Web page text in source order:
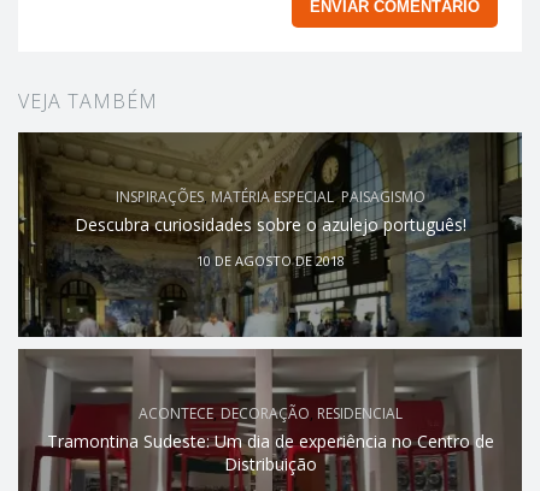
VEJA TAMBÉM
INSPIRAÇÕES, MATÉRIA ESPECIAL,PAISAGISMO
Descubra curiosidades sobre o azulejo português!
10 DE AGOSTO DE 2018
ACONTECE, DECORAÇÃO, RESIDENCIAL
Tramontina Sudeste: Um dia de experiência no Centro de
Distribuição